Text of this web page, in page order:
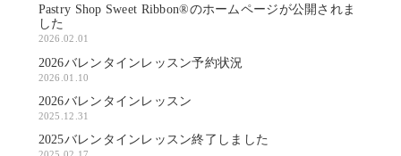
Pastry Shop Sweet Ribbon®のホームページが公開されま
した
2026.02.01
2026バレンタインレッスン予約状況
2026.01.10
2026バレンタインレッスン
2025.12.31
2025バレンタインレッスン終了しました